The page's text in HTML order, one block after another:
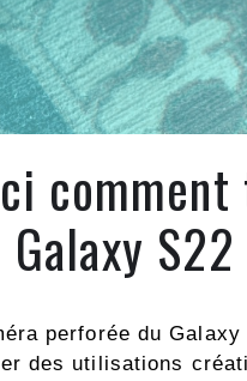
Galaxy
perforée du
des utilisations